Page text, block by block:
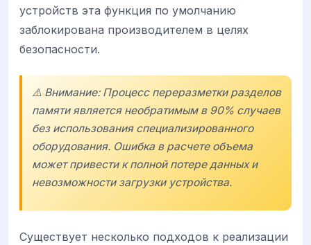
устройств эта функция по умолчанию
заблокирована производителем в целях
безопасности.
⚠️ Внимание: Процесс переразметки разделов
памяти является необратимым в 90% случаев
без использования специализированного
оборудования. Ошибка в расчете объема
может привести к полной потере данных и
невозможности загрузки устройства.
Существует несколько подходов к реализации